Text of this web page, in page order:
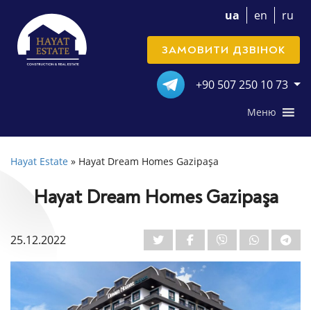
ua en ru
+90 507 250 10 73
ЗАМОВИТИ ДЗВІНОК
Меню
Hayat Estate » Hayat Dream Homes Gazipaşa
Hayat Dream Homes Gazipaşa
25.12.2022